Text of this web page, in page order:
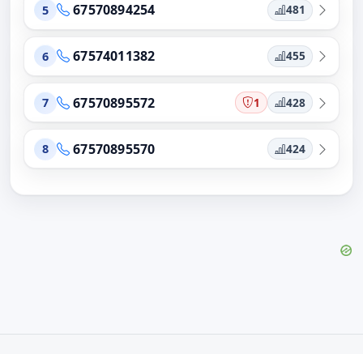
5 67570894254 481
6 67574011382 455
7 67570895572 1 428
8 67570895570 424